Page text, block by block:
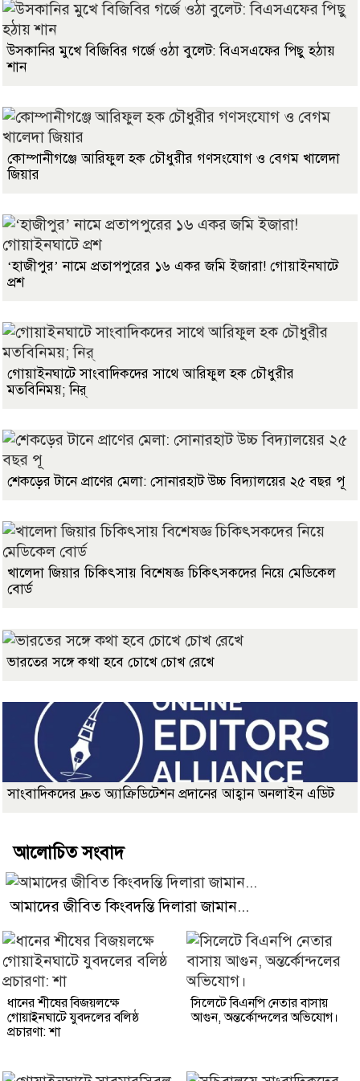
উসকানির মুখে বিজিবির গর্জে ওঠা বুলেট: বিএসএফের পিছু হঠায়
শান
কোম্পানীগঞ্জে আরিফুল হক চৌধুরীর গণসংযোগ ও বেগম খালেদা
জিয়ার
‘হাজীপুর’ নামে প্রতাপপুরের ১৬ একর জমি ইজারা! গোয়াইনঘাটে
প্রশ
গোয়াইনঘাটে সাংবাদিকদের সাথে আরিফুল হক চৌধুরীর
মতবিনিময়; নির্
শেকড়ের টানে প্রাণের মেলা: সোনারহাট উচ্চ বিদ্যালয়ের ২৫ বছর পূ
খালেদা জিয়ার চিকিৎসায় বিশেষজ্ঞ চিকিৎসকদের নিয়ে মেডিকেল
বোর্ড
ভারতের সঙ্গে কথা হবে চোখে চোখ রেখে
সাংবাদিকদের দ্রুত অ্যাক্রিডিটেশন প্রদানের আহ্বান অনলাইন এডিট
আলোচিত সংবাদ
আমাদের জীবিত কিংবদন্তি দিলারা জামান...
ধানের শীষের বিজয়লক্ষে
গোয়াইনঘাটে যুবদলের বলিষ্ঠ
প্রচারণা: শা
সিলেটে বিএনপি নেতার বাসায়
আগুন, অন্তর্কোন্দলের অভিযোগ।